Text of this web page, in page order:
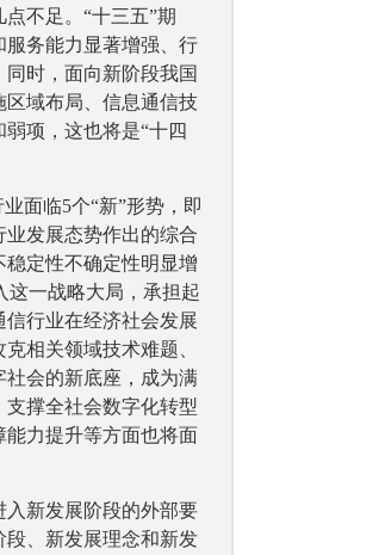
不足。“十三五”期
务能力显著增强、行
时，面向新阶段我国
域布局、信息通信技
项，这也将是“十四
面临5个“新”形势，即
发展态势作出的综合
定性不确定性明显增
这一战略大局，承担起
行业在经济社会发展
相关领域技术难题、
会的新底座，成为满
撑全社会数字化转型
力提升等方面也将面
入新发展阶段的外部要
、新发展理念和新发